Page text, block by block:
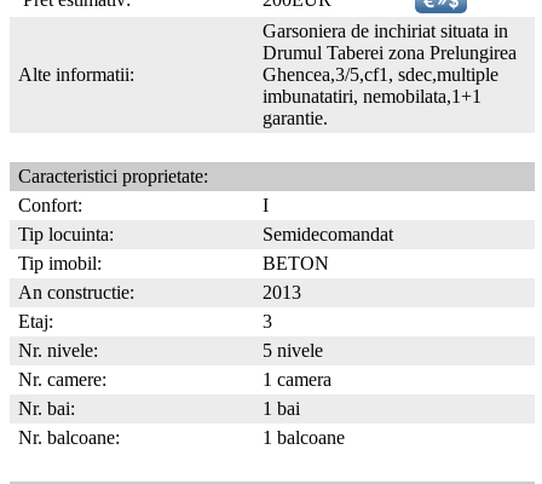
Alte informatii:
Garsoniera de inchiriat situata in
Drumul Taberei zona Prelungirea
Ghencea,3/5,cf1, sdec,multiple
imbunatatiri, nemobilata,1+1
garantie.
Caracteristici proprietate:
Confort:
I
Tip locuinta:
Semidecomandat
Tip imobil:
BETON
An constructie:
2013
Etaj:
3
Nr. nivele:
5 nivele
Nr. camere:
1 camera
Nr. bai:
1 bai
Nr. balcoane:
1 balcoane